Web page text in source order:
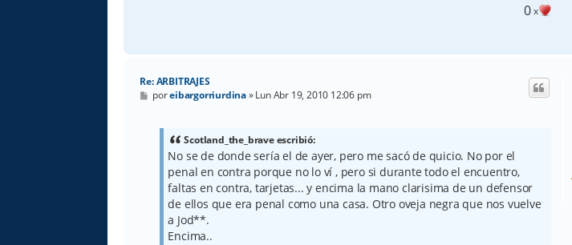
0x
Re: ARBITRAJES
M
e
poreibargorriurdina»Lun Abr 19, 2010 12:06 pm
Scotland_the_brave escribió:
No se de donde sería el de ayer, pero me sacó de quicio. No por el
penal en contra porque no lo ví , pero si durante todo el encuentro,
faltas en contra, tarjetas... y encima la mano clarisima de un defensor
de ellos que era penal como una casa. Otro oveja negra que nos vuelve
a Jod**.
Encima..